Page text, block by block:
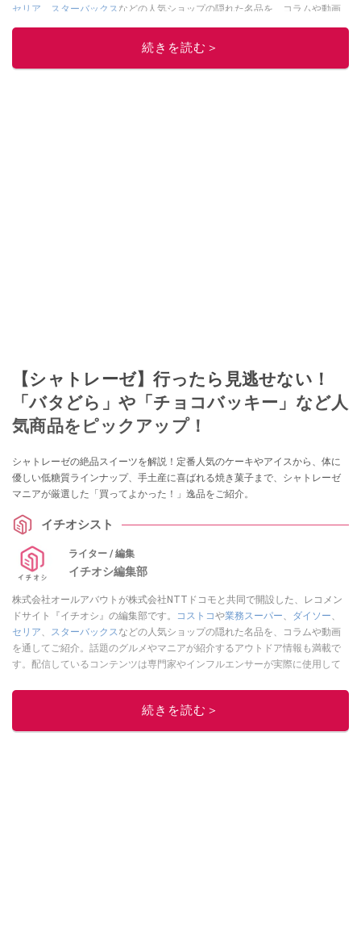
セリア
スターバックス などの人気ショップの隠れた名品を、コラムや動画
を通してご紹介。話題のグルメやマニアが紹介するアウトドア情報も満載で
す。配信しているコンテンツは専門家やインフルエンサーが実際に使用して
レビューしています。毎日トレンド情報をお届けしているので、ぜひ
ニュースでフォローしてください！
続きを読む＞
【シャトレーゼ】行ったら見逃せない！
「バタどら」や「チョコバッキー」など人
気商品をピックアップ！
シャトレーゼの絶品スイーツを解説！定番人気のケーキやアイスから、体に
優しい低糖質ラインナップ、手土産に喜ばれる焼き菓子まで、シャトレーゼ
マニアが厳選した「買ってよかった！」逸品をご紹介。
イチオシスト
ライター / 編集
イチオシ編集部
株式会社オールアバウトが株式会社NTTドコモと共同で開設した、レコメン
ドサイト『イチオシ』の編集部です。
コストコや業務スーパー、 ダイソー、
セリア、 スターバックスなどの人気ショップの隠れた名品を、コラムや動画
を通してご紹介。話題のグルメやマニアが紹介するアウトドア情報も満載で
す。配信しているコンテンツは専門家やインフルエンサーが実際に使用して
ニュースでフォロー
続きを読む＞